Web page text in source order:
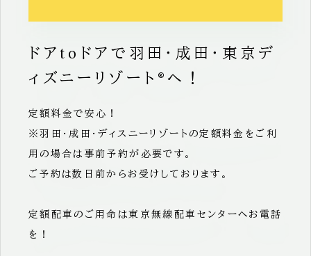
ドアtoドアで羽田・成田・東京デ
ィズニーリゾート®へ！
定額料金で安心！
※羽田・成田・ディスニーリゾートの定額料金をご利
用の場合は事前予約が必要です。
ご予約は数日前からお受けしております。
定額配車のご用命は東京無線配車センターへお電話
を！